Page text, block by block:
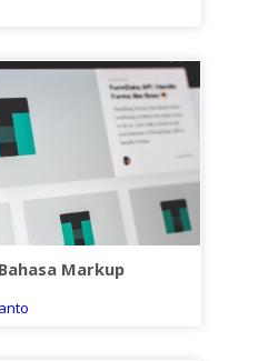
Markup